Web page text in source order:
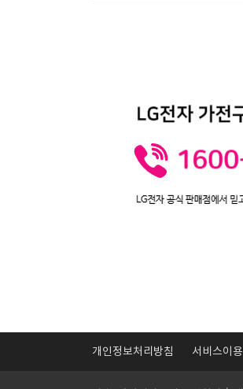
개인정보처리방침 서비스이